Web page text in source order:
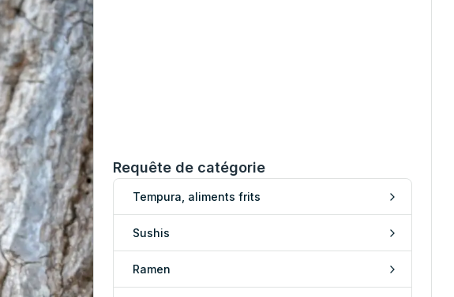
Requête de catégorie
Tempura, aliments frits
Sushis
Ramen